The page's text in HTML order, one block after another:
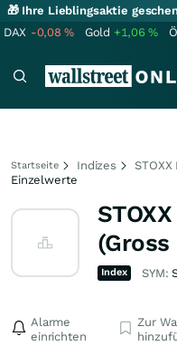
🎁 Ihre Lieblingsaktie
DAX -0,08% Gold +1,06%
Startseite Indizes
Einzelwerte
Index SYM:
Alarme
einrichten
Zur